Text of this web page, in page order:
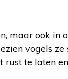
maar ook in
vogels
te laten